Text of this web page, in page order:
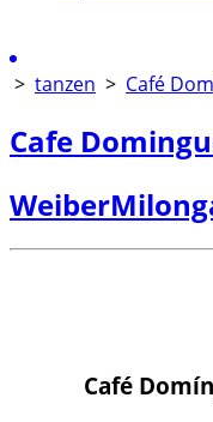
> tanzen > Café
Cafe
Café